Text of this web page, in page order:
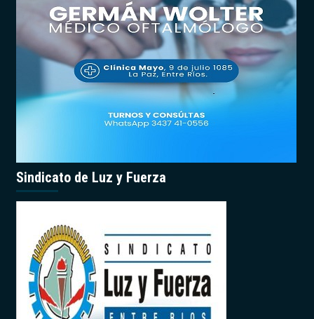
Sindicato de Luz y Fuerza